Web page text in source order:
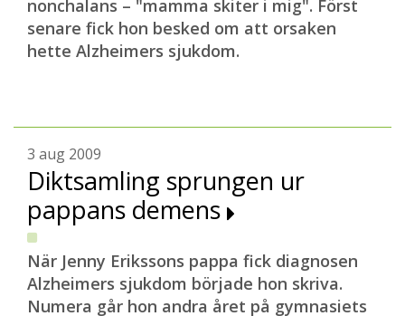
nonchalans – "mamma skiter i mig". Först
senare fick hon besked om att orsaken
hette Alzheimers sjukdom.
3 aug 2009
Diktsamling sprungen ur
pappans demens
När Jenny Erikssons pappa fick diagnosen
Alzheimers sjukdom började hon skriva.
Numera går hon andra året på gymnasiets